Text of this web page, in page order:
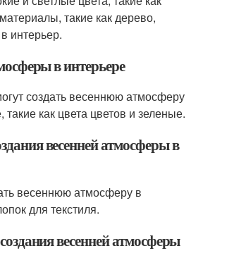
такие как дерево,
интерьер.
в интерьере
создать весеннюю атмосферу
как цвета цветов и зеленые.
весенней атмосферы в
весеннюю атмосферу в
для текстиля.
весенней атмосферы